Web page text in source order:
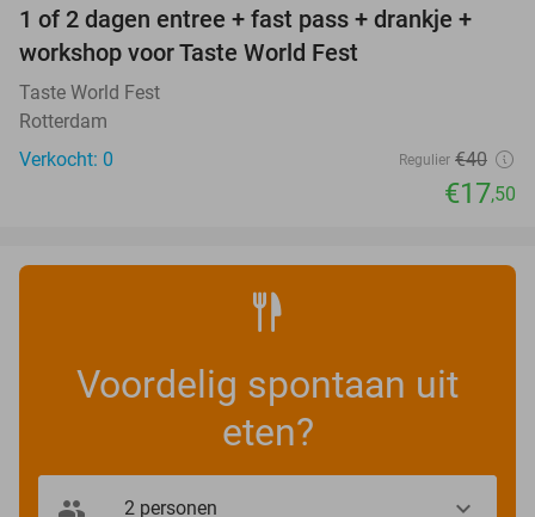
56%
TODAY
1 of 2 dagen entree + fast pass + drankje +
workshop voor Taste World Fest
Taste World Fest
Rotterdam
Verkocht: 0
Regulier €40
€17,50
Voordelig spontaan uit
eten?